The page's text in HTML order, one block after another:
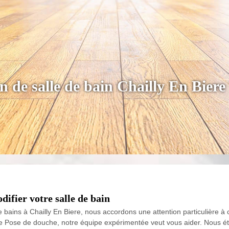
de salle de bain Chailly En Biere
votre salle de bain
à Chailly En Biere, nous accordons une attention particulière
de douche, notre équipe expérimentée veut vous aider. Nous